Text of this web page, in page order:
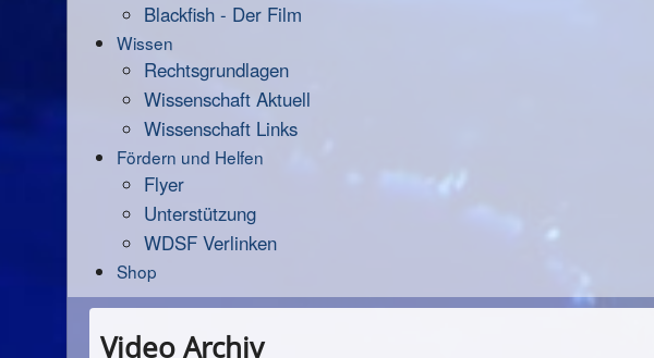
Blackfish - Der Film
Wissen
Rechtsgrundlagen
Wissenschaft Aktuell
Wissenschaft Links
Fördern und Helfen
Flyer
Unterstützung
WDSF Verlinken
Shop
Video Archiv